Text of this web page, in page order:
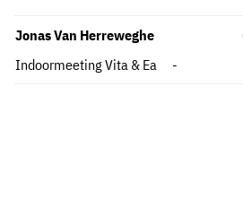
Jonas Van Herreweghe
Indoormeeting Vita & Ea
-